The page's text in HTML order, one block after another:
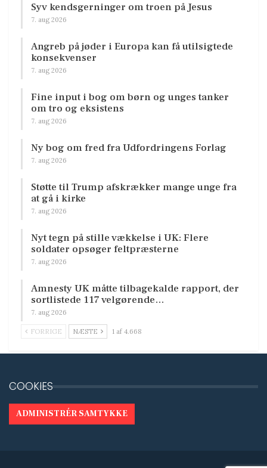
Syv kendsgerninger om troen på Jesus
7. aug 2026
Angreb på jøder i Europa kan få utilsigtede
konsekvenser
7. aug 2026
Fine input i bog om børn og unges tanker
om tro og eksistens
7. aug 2026
Ny bog om fred fra Udfordringens Forlag
7. aug 2026
Støtte til Trump afskrækker mange unge fra
at gå i kirke
7. aug 2026
Nyt tegn på stille vækkelse i UK: Flere
soldater opsøger feltpræsterne
7. aug 2026
Amnesty UK måtte tilbagekalde rapport, der
sortlistede 117 velgørende…
7. aug 2026
FORRIGE NÆSTE 1 af 4.668
COOKIES
ADMINISTRÉR SAMTYKKE